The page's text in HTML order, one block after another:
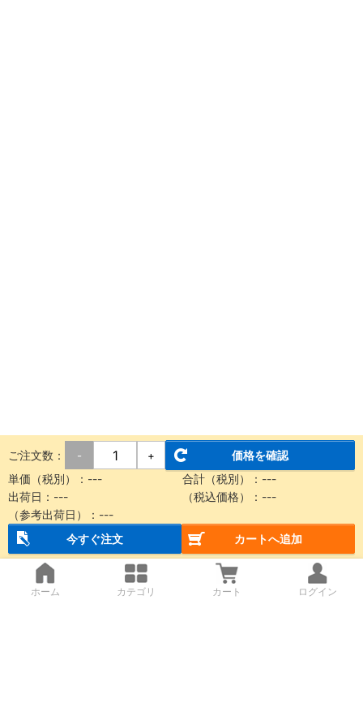
ご注文数： - +
価格を確認
単価（税別）： --- 合計（税別）： ---
出荷日： --- （税込価格）： ---
（参考出荷日）： ---
今すぐ注文
カートへ追加
ホーム カテゴリ カート ログイン